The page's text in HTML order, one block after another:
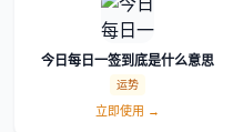
今日每日一签到底是什么意思
运势
立即使用 →